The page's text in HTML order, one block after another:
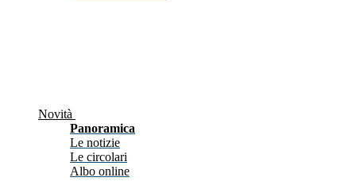
Novità
Panoramica
Le notizie
Le circolari
Albo online